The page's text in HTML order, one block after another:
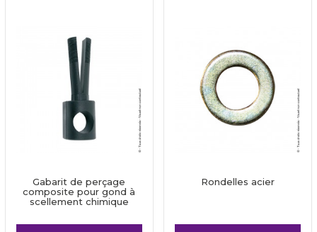
Gabarit de perçage
composite pour gond à
scellement chimique
Rondelles acier